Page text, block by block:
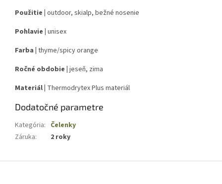
Použitie | outdoor, skialp, bežné nosenie
Pohlavie | unisex
Farba | thyme/spicy orange
Ročné obdobie | jeseň, zima
Materiál | Thermodrytex Plus materiál
Dodatočné parametre
Kategória: Čelenky
Záruka: 2 roky